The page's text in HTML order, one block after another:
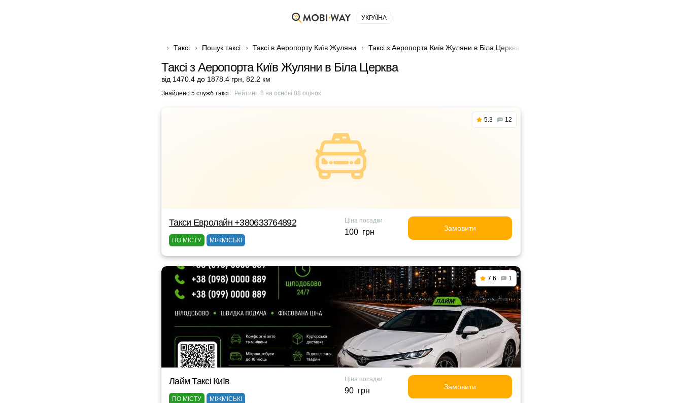
УКРАЇНА
Таксі Пошук таксі Таксі в Аеропорту Київ Жуляни Таксі з Аеропорта Київ Жуляни в Біла Церква
Таксі з Аеропорта Київ Жуляни в Біла Церква
від 1470.4 до 1878.4 грн 82.2 км
Знайдено 5 служб таксі Рейтинг: 8 на основі 88 оцінок
5.3 12
Такси Евролайн +380633764892
ПО МІСТУ МІЖМІСЬКІ
Ціна посадки
100 грн Замовити
7.6 1
Лайм Таксі Київ
ПО МІСТУ МІЖМІСЬКІ
Ціна посадки
90 грн Замовити